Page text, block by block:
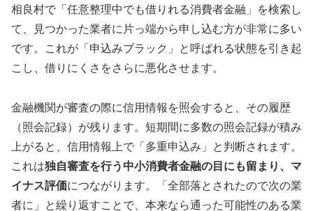
相良村で「任意整理中でも借りれる消費者金融」を検索し
て、見つかった業者に片っ端から申し込む方が非常に多い
です。これが「申込みブラック」と呼ばれる状態を引き起
こし、借りにくさをさらに悪化させます。
金融機関が審査の際に信用情報を照会すると、その履歴
（照会記録）が残ります。短期間に多数の照会記録が積み
上がると、信用情報上で「多重申込み」と判断されます。
これは独自審査を行う中小消費者金融の目にも留まり、マ
イナス評価につながります。「全部落とされたので次の業
者に」と繰り返すことで、本来なら通った可能性のある業